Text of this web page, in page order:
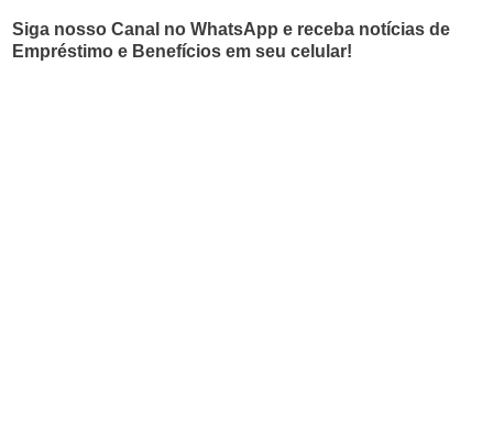
Siga nosso Canal no WhatsApp e receba notícias de
Empréstimo e Benefícios em seu celular!